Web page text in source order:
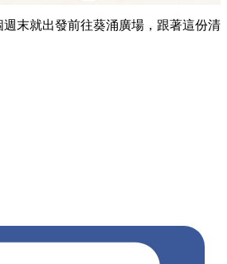
末就出發前往葵涌廣場，跟著這份清